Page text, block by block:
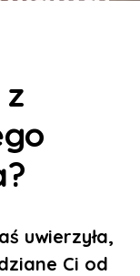
uwierzyła,
Ci od